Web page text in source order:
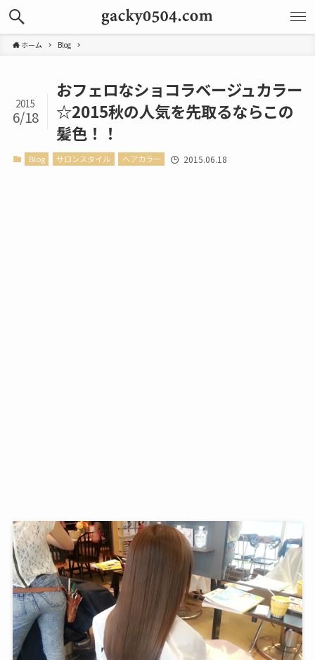
ホーム Blog
おフェロなショコラベージュカラー
☆2015秋の人気を先取るならこの
髪色！！
2015
6/18
Blog サロンスタイル ヘアカラー 2015.06.18